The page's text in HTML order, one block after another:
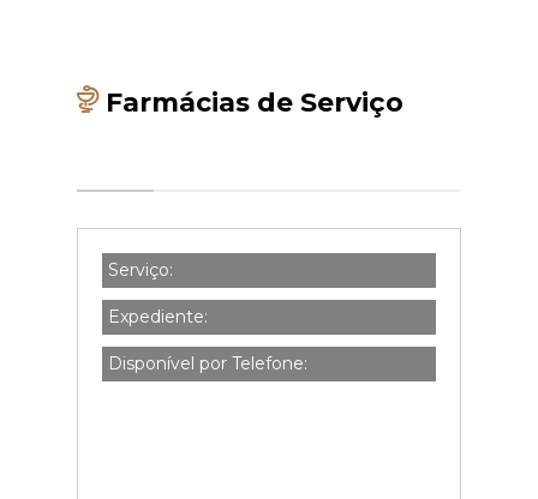
Farmácias de Serviço
Serviço:
Expediente:
Disponível por Telefone: